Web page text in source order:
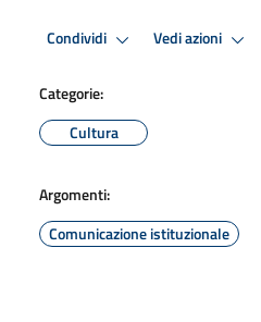
Condividi Vedi azioni
Categorie:
Cultura
Argomenti:
Comunicazione istituzionale